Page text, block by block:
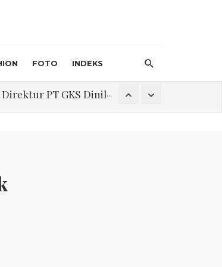
FOTO INDEKS
PT GKS Dinilai Rancu
Belawan Sicanang